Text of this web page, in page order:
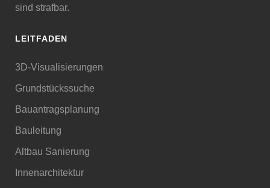
sind strafbar.
LEITFADEN
3D-Visualisierungen
Grundstückssuche
Bauantragsplanung
Bauleitung
Altbau Sanierung
Innenarchitektur